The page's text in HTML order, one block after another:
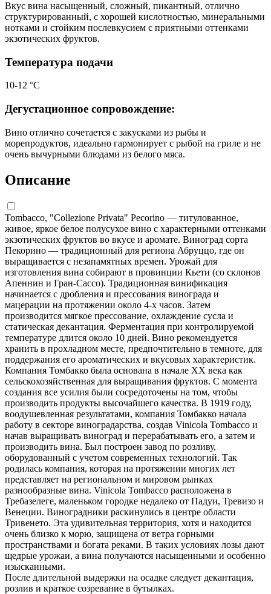
Вкус вина насыщенный, сложный, пикантный, отлично
структурированный, с хорошей кислотностью, минеральными
нотками и стойким послевкусием с приятными оттенками
экзотических фруктов.
Температура подачи
10-12 °С
Дегустационное сопровождение:
Вино отлично сочетается с закусками из рыбы и
морепродуктов, идеально гармонирует с рыбой на гриле и не
очень вычурными блюдами из белого мяса.
Описание
Tombacco, "Collezione Privata" Pecorino — титулованное,
живое, яркое белое полусухое вино с характерными оттенками
экзотических фруктов во вкусе и аромате. Виноград сорта
Пекорино — традиционный для региона Абруццо, где он
выращивается с незапамятных времен. Урожай для
изготовления вина собирают в провинции Кьети (со склонов
Апеннин и Гран-Сассо). Традиционная винификация
начинается с дробления и прессования винограда и
мацерации на протяжении около 4-х часов. Затем
производится мягкое прессование, охлаждение сусла и
статическая декантация. Ферментация при контролируемой
температуре длится около 10 дней. Вино рекомендуется
хранить в прохладном месте, предпочтительно в темноте, для
поддержания его ароматических и вкусовых характеристик.
Компания Томбакко была основана в начале XX века как
сельскохозяйственная для выращивания фруктов. С момента
создания все усилия были сосредоточены на том, чтобы
производить продукты высочайшего качества. В 1919 году,
воодушевленная результатами, компания Томбакко начала
работу в секторе виноградарства, создав Vinicola Tombacco и
начав выращивать виноград и перерабатывать его, а затем и
производить вина. Был построен завод по розливу,
оборудованный с учетом современных технологий. Так
родилась компания, которая на протяжении многих лет
представляет на региональном и мировом рынках
разнообразные вина. Vinicola Tombacco расположена в
Требазелеге, маленьком городке недалеко от Падуи, Тревизо и
Венеции. Виноградники раскинулись в центре области
Тривенето. Эта удивительная территория, хотя и находится
очень близко к морю, защищена от ветра горными
пространствами и богата реками. В таких условиях лозы дают
щедрые урожаи, а вина получаются насыщенными и особенно
изысканными.
После длительной выдержки на осадке следует декантация,
розлив и краткое созревание в бутылках.